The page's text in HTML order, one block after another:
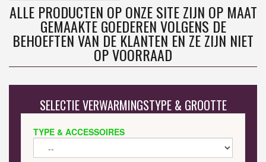
ALLE PRODUCTEN OP ONZE SITE ZIJN OP MAAT
GEMAAKTE GOEDEREN VOLGENS DE
BEHOEFTEN VAN DE KLANTEN EN ZE ZIJN NIET
OP VOORRAAD
SELECTIE VERWARMINGSTYPE & GROOTTE
TYPE & ACCESSOIRES